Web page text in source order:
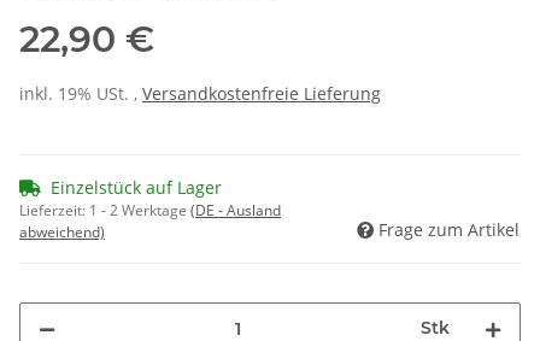
22,90 €
inkl. 19% USt. , Versandkostenfreie Lieferung
Einzelstück auf Lager
Lieferzeit: 1 - 2 Werktage (DE - Ausland
abweichend)
Frage zum Artikel
Stk